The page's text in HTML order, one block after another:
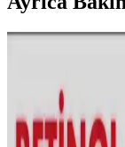
Sheland
Collagen
Sheland
ayarlanabilir iğne
bakımında etkili ve